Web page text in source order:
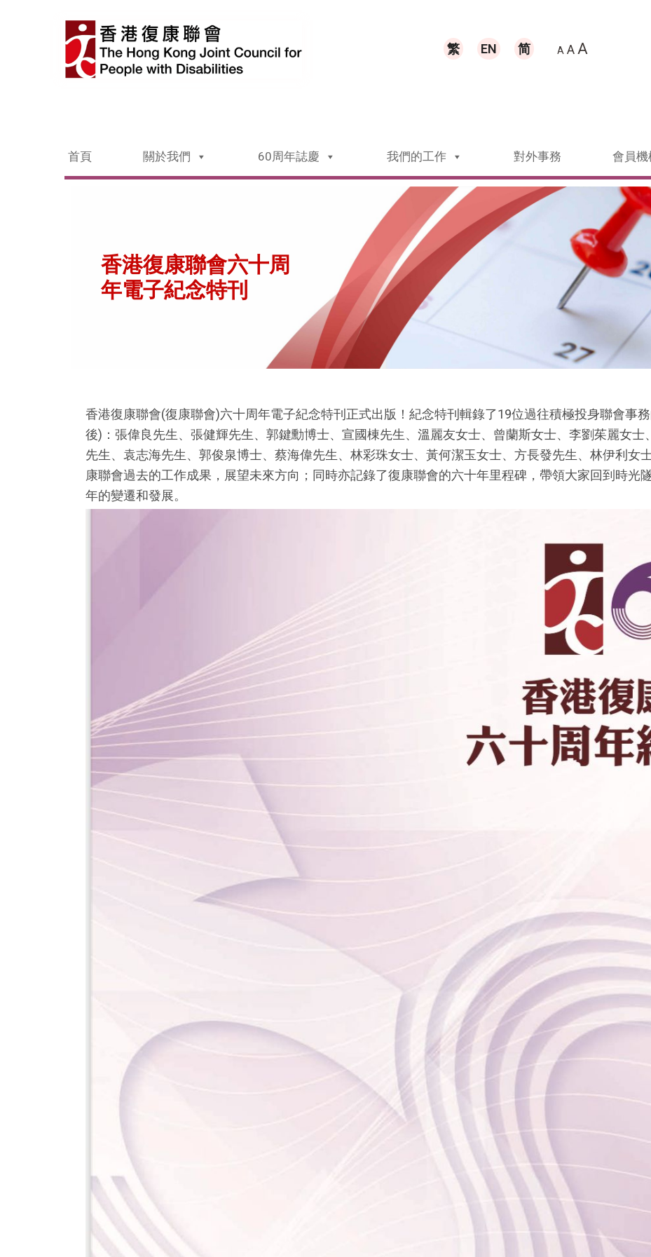
繁 EN 简 A A A
首頁 關於我們 60周年誌慶 我們的工作 對外事務 會員機
香港復康聯會六十周
年電子紀念特刊
香港復康聯會(復康聯會)六十周年電子紀念特刊正式出版！紀念特刊輯錄了19位過往積極投身聯會事
後)：張偉良先生、張健輝先生、郭鍵勳博士、宣國棟先生、溫麗友女士、曾蘭斯女士、李劉茱麗女
先生、袁志海先生、郭俊泉博士、蔡海偉先生、林彩珠女士、黃何潔玉女士、方長發先生、林伊利女
康聯會過去的工作成果，展望未來方向；同時亦記錄了復康聯會的六十年里程碑，帶領大家回到時光
年的變遷和發展。